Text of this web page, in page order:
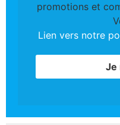
promotions et
Lien vers notre